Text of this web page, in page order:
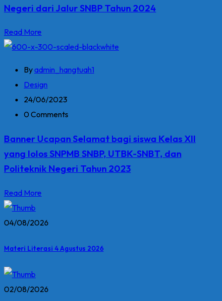
Negeri dari Jalur SNBP Tahun 2024
Read More
Byadmin_hangtuah1
Design
24/06/2023
0 Comments
Banner Ucapan Selamat bagi siswa Kelas XII
yang lolos SNPMB SNBP, UTBK-SNBT, dan
Politeknik Negeri Tahun 2023
Read More
04/08/2026
Materi Literasi 4 Agustus 2026
02/08/2026